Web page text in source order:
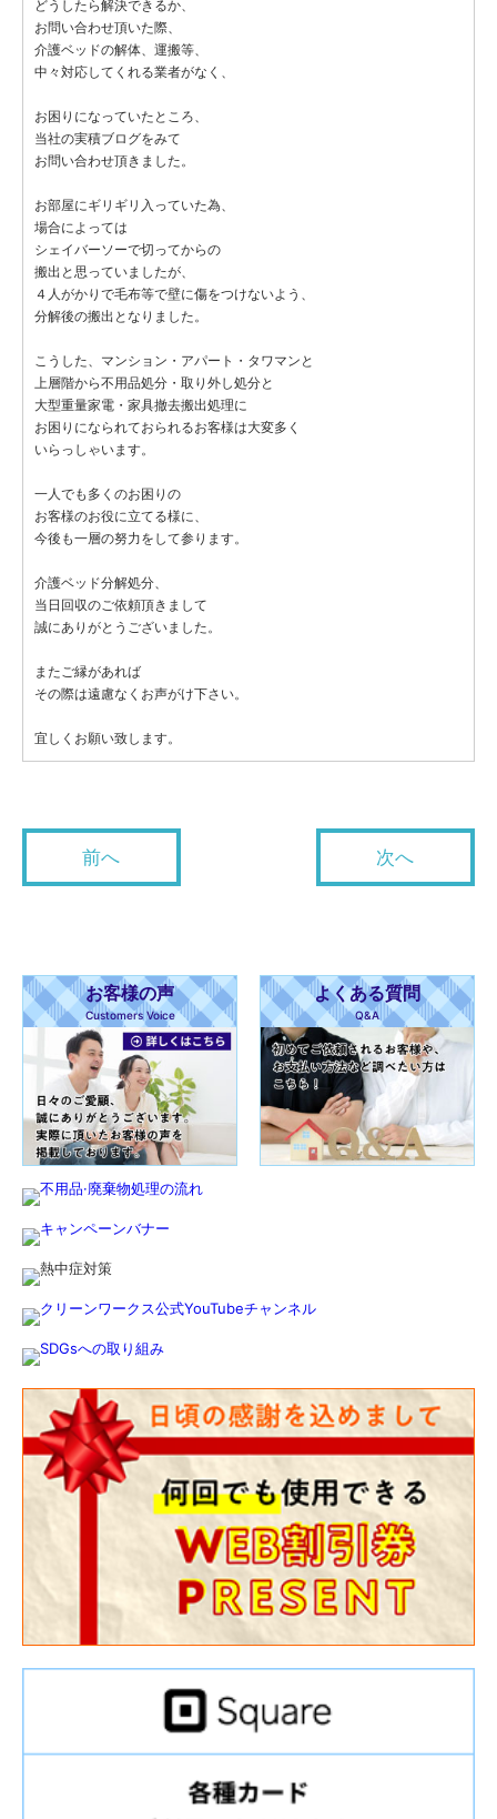
どうしたら解決できるか、
お問い合わせ頂いた際、
介護ベッドの解体、運搬等、
中々対応してくれる業者がなく、
お困りになっていたところ、
当社の実積ブログをみて
お問い合わせ頂きました。
お部屋にギリギリ入っていた為、
場合によっては
シェイバーソーで切ってからの
搬出と思っていましたが、
４人がかりで毛布等で壁に傷をつけないよう、
分解後の搬出となりました。
こうした、マンション・アパート・タワマンと
上層階から不用品処分・取り外し処分と
大型重量家電・家具撤去搬出処理に
お困りになられておられるお客様は大変多く
いらっしゃいます。
一人でも多くのお困りの
お客様のお役に立てる様に、
今後も一層の努力をして参ります。
介護ベッド分解処分、
当日回収のご依頼頂きまして
誠にありがとうございました。
またご縁があれば
その際は遠慮なくお声がけ下さい。
宜しくお願い致します。
前へ 次へ
お客様の声
Customers Voice
よくある質問
Q&A